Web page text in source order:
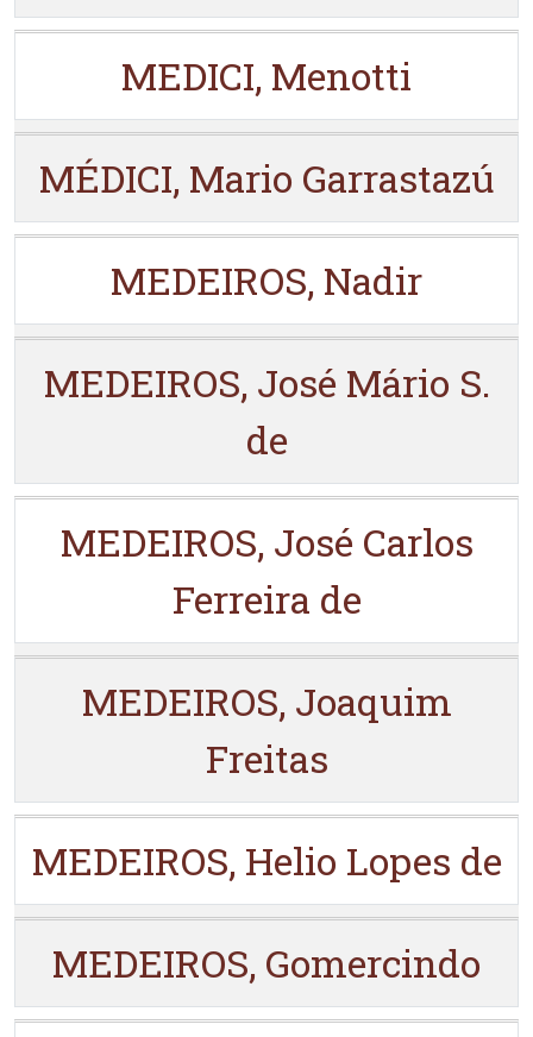
MEDICI, Menotti
MÉDICI, Mario Garrastazú
MEDEIROS, Nadir
MEDEIROS, José Mário S.
de
MEDEIROS, José Carlos
Ferreira de
MEDEIROS, Joaquim
Freitas
MEDEIROS, Helio Lopes de
MEDEIROS, Gomercindo